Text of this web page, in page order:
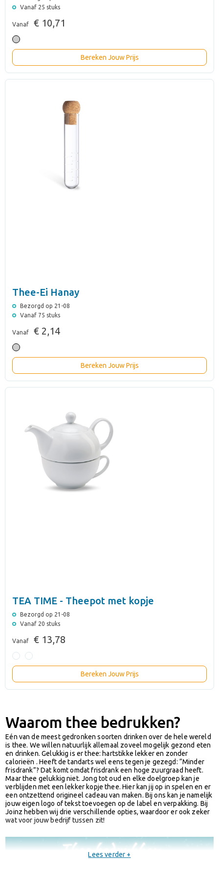
Vanaf 25 stuks
Vanaf € 10,71
Bereken Jouw Prijs
Thee-Ei Hanay
Bezorgd op 21-08
Vanaf 75 stuks
Vanaf € 2,14
Bereken Jouw Prijs
TEA TIME - Theepot met kopje
Bezorgd op 21-08
Vanaf 20 stuks
Vanaf € 13,78
Bereken Jouw Prijs
Waarom thee bedrukken?
Eén van de meest gedronken soorten drinken over de hele wereld
is thee. We willen natuurlijk allemaal zoveel mogelijk gezond eten
en drinken. Gelukkig is er thee: hartstikke lekker en zonder
calorieën . Heeft de tandarts wel eens tegen je gezegd: “Minder
frisdrank”? Dat komt omdat frisdrank een hoge zuurgraad heeft.
Maar thee gelukkig niet. Jong tot oud en elke doelgroep kan je
verblijden met een lekker kopje thee. Hier kan jij op in spelen en er
een ontzettend origineel cadeau van maken. Bij ons kan je namelijk
jouw eigen logo of tekst toevoegen op de label en verpakking. Bij
Joinz hebben wij drie verschillende opties, waardoor er ook zeker
wat voor jouw bedrijf tussen zit!
Lees verder +